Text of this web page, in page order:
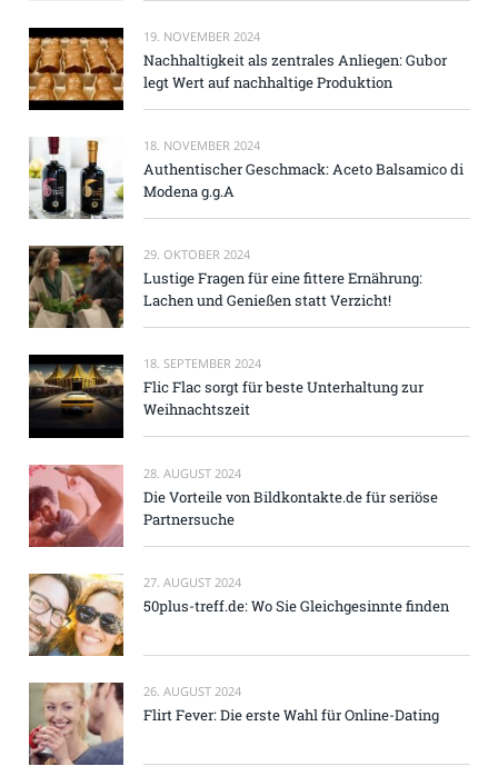
19. NOVEMBER 2024
Nachhaltigkeit als zentrales Anliegen: Gubor
legt Wert auf nachhaltige Produktion
18. NOVEMBER 2024
Authentischer Geschmack: Aceto Balsamico di
Modena g.g.A
29. OKTOBER 2024
Lustige Fragen für eine fittere Ernährung:
Lachen und Genießen statt Verzicht!
18. SEPTEMBER 2024
Flic Flac sorgt für beste Unterhaltung zur
Weihnachtszeit
28. AUGUST 2024
Die Vorteile von Bildkontakte.de für seriöse
Partnersuche
27. AUGUST 2024
50plus-treff.de: Wo Sie Gleichgesinnte finden
26. AUGUST 2024
Flirt Fever: Die erste Wahl für Online-Dating